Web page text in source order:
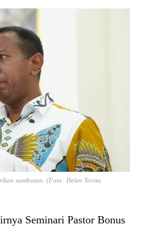
sambutan. (Foto: Helen Yovita
Seminari Pastor Bonus